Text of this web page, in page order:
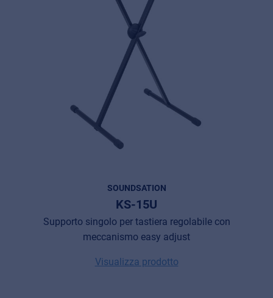
SOUNDSATION
KS-15U
Supporto singolo per tastiera regolabile con
meccanismo easy adjust
Visualizza prodotto